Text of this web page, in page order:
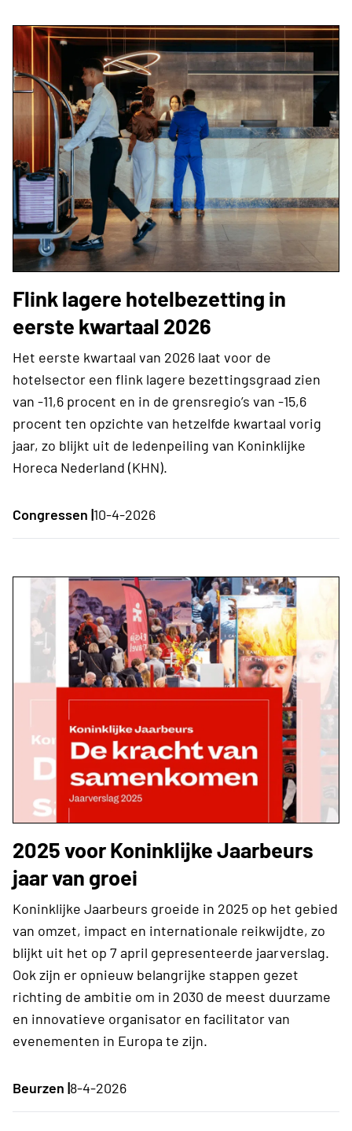
Flink lagere hotelbezetting in
eerste kwartaal 2026
Het eerste kwartaal van 2026 laat voor de
hotelsector een flink lagere bezettingsgraad zien
van -11,6 procent en in de grensregio’s van -15,6
procent ten opzichte van hetzelfde kwartaal vorig
jaar, zo blijkt uit de ledenpeiling van Koninklijke
Horeca Nederland (KHN).
Congressen |10-4-2026
2025 voor Koninklijke Jaarbeurs
jaar van groei
Koninklijke Jaarbeurs groeide in 2025 op het gebied
van omzet, impact en internationale reikwijdte, zo
blijkt uit het op 7 april gepresenteerde jaarverslag.
Ook zijn er opnieuw belangrijke stappen gezet
richting de ambitie om in 2030 de meest duurzame
en innovatieve organisator en facilitator van
evenementen in Europa te zijn.
Beurzen |8-4-2026